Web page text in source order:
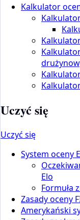
Kalkulator
Uczyć się
Uczyć się
System oceny
Elo
Formuła
Zasady oceny
Amerykański